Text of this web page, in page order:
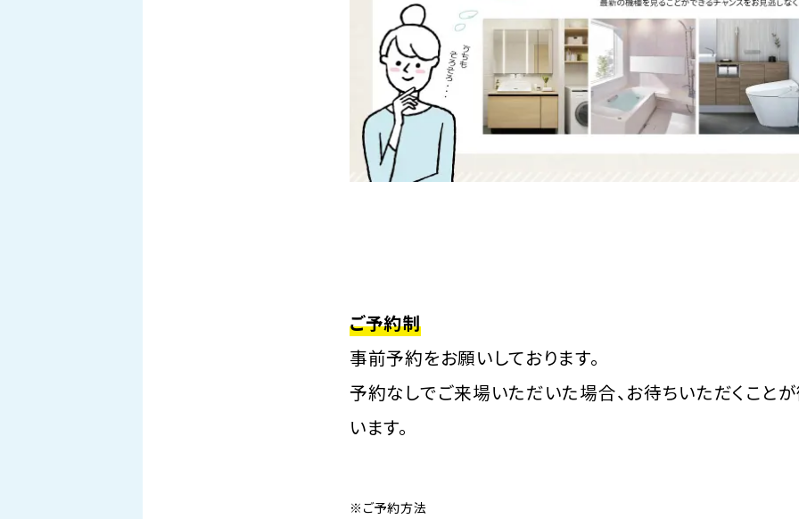
ご予約制
事前予約をお願いしております。
予約なしでご来場いただいた場合、お待ちいただくこと
います。
※ご予約方法